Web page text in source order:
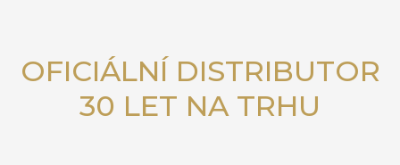
OFICIÁLNÍ DISTRIBUTOR
30 LET NA TRHU